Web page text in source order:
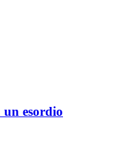
esordio